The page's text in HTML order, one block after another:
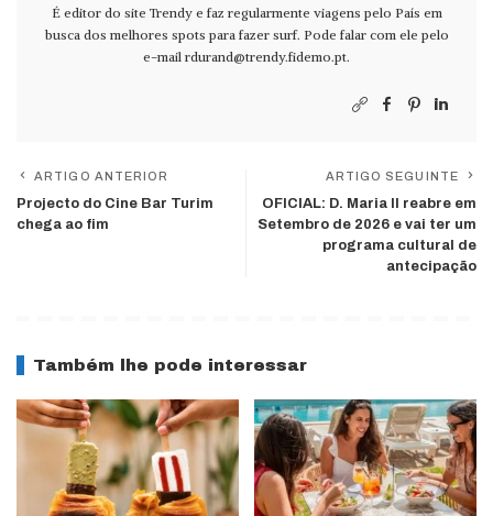
É editor do site Trendy e faz regularmente viagens pelo País em
busca dos melhores spots para fazer surf. Pode falar com ele pelo
e-mail rdurand@trendy.fidemo.pt.
ARTIGO ANTERIOR
Projecto do Cine Bar Turim
chega ao fim
ARTIGO SEGUINTE
OFICIAL: D. Maria II reabre em
Setembro de 2026 e vai ter um
programa cultural de
antecipação
Também lhe pode interessar